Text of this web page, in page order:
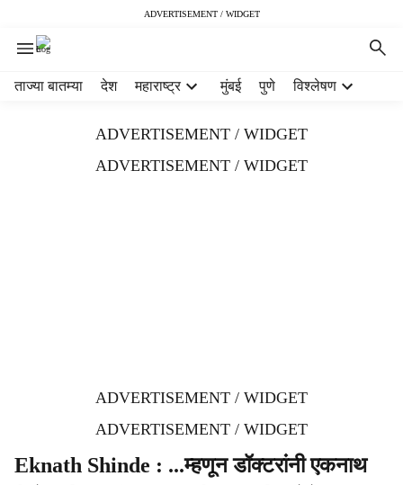
ADVERTISEMENT / WIDGET
ताज्या बातम्या देश महाराष्ट्र मुंबई पुणे विश्लेषण
ADVERTISEMENT / WIDGET
ADVERTISEMENT / WIDGET
ADVERTISEMENT / WIDGET
ADVERTISEMENT / WIDGET
Eknath Shinde : ...म्हणून डॉक्टरांनी एकनाथ